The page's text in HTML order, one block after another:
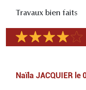
Travaux bien faits
Naïla JACQUIER le